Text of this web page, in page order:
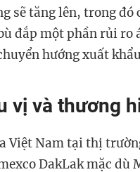
sẽ tăng lên, trong
đắp một phần rủi
hướng xuất
vị và thương
Việt Nam tại thị
DakLak mặc dù